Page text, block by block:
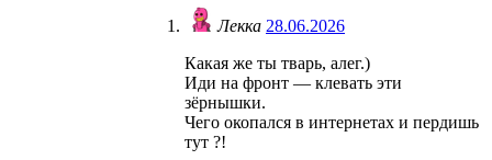
Лекка 28.06.2026
Какая же ты тварь, алег.)
Иди на фронт — клевать эти
зёрнышки.
Чего окопался в интернетах и пердишь
тут ?!